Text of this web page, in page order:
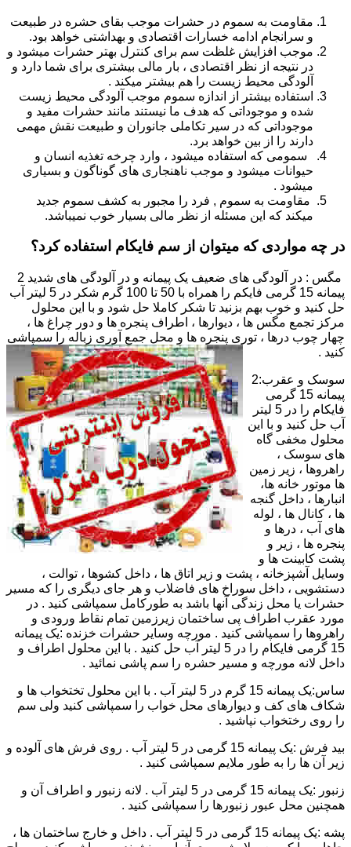
مقاومت به سموم در حشرات موجب بقای حشره در طبیعت
و سرانجام ادامه خسارات اقتصادی و بهداشتی خواهد بود.
موجب افزایش غلظت سم برای کنترل بهتر حشرات میشود و
در نتیجه از نظر اقتصادی ، بار مالی بیشتری برای شما دارد و
آلودگی محیط زیست را هم بیشتر میکند .
استفاده بیشتر از اندازه سموم موجب آلودگی محیط زیست
شده و موجوداتی که هدف ما نیستند مانند حشرات مفید و
موجوداتی که در سیر تکاملی جانوران و طبیعت نقش مهمی
دارند را از بین خواهد برد.
سمومی که استفاده میشود ، وارد چرخه تغذیه انسان و
حیوانات میشود و موجب ناهنجاری های گوناگون و بسیاری
میشود .
مقاومت به سموم , فرد را مجبور به کشف سموم جدید
میکند که این مسئله از نظر مالی بسیار خوب نمیباشد.
در چه مواردی که میتوان از سم فایکام استفاده کرد؟
مگس : در آلودگی های ضعیف یک پیمانه و در آلودگی های شدید 2
پیمانه 15 گرمی فایکم را همراه با 50 تا 100 گرم شکر در 5 لیتر آب
حل کنید و خوب بهم بزنید تا شکر کاملا حل شود و با این محلول
مرکز تجمع مگس ها ، دیوارها ، اطراف پنجره ها و دور چراغ ها ،
چهار چوب درها ، توری پنجره ها و محل جمع آوری زباله را سمپاشی
کنید .
سوسک و عقرب:2
پیمانه 15 گرمی
فایکام را در 5 لیتر
آب حل کنید و با این
محلول مخفی گاه
های سوسک ،
راهروها ، زیر زمین
ها موتور خانه ها،
انبارها ، داخل گنجه
ها ، کانال ها ، لوله
های آب ، درها و
پنجره ها ، زیر و
پشت کابینت ها و
وسایل آشپزخانه ، پشت و زیر اتاق ها ، داخل کشوها ، توالت ،
دستشویی ، داخل سوراخ های فاضلاب و هر جای دیگری را که مسیر
حشرات یا محل زندگی آنها باشد به طورکامل سمپاشی کنید . در
مورد عقرب اطراف پی ساختمان زیرزمین تمام نقاط ورودی و
راهروها را سمپاشی کنید . مورچه وسایر حشرات خزنده :یک پیمانه
15 گرمی فایکام را در 5 لیتر آب حل کنید . با این محلول اطراف و
داخل لانه مورچه و مسیر حشره را سم پاشی نمائید .
ساس:یک پیمانه 15 گرم در 5 لیتر آب . با این محلول تختخواب ها و
شکاف های کف و دیوارهای محل خواب را سمپاشی کنید ولی سم
را روی رختخواب نپاشید .
بید فرش :یک پیمانه 15 گرمی در 5 لیتر آب . روی فرش های آلوده و
زیر آن ها را به طور ملایم سمپاشی کنید .
زنبور :یک پیمانه 15 گرمی در 5 لیتر آب . لانه زنبور و اطراف آن و
همچنین محل عبور زنبورها را سمپاشی کنید .
پشه :یک پیمانه 15 گرمی در 5 لیتر آب . داخل و خارج ساختمان ها ،